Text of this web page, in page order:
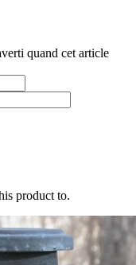
quand cet article
product to.